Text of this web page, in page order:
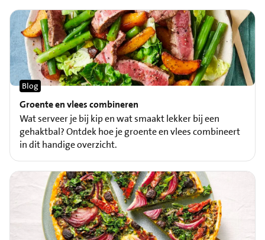
Groente en vlees combineren
Blog
Wat serveer je bij kip en wat smaakt lekker bij een
gehaktbal? Ontdek hoe je groente en vlees combineert
in dit handige overzicht.